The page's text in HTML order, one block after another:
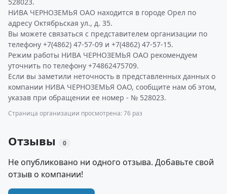
НИВА ЧЕРНОЗЕМЬЯ ОАО находится в городе Орел по
адресу Октябрьская ул., д. 35.
Вы можете связаться с представителем организации по
телефону +7(4862) 47-57-09 и +7(4862) 47-57-15.
Режим работы НИВА ЧЕРНОЗЕМЬЯ ОАО рекомендуем
уточнить по телефону +74862475709.
Если вы заметили неточность в представленных данных о
компании НИВА ЧЕРНОЗЕМЬЯ ОАО, сообщите нам об этом,
указав при обращении ее номер - № 528023.
Страница организации просмотрена: 76 раз
Отзывы 0
Не опубликовано ни одного отзыва. Добавьте свой
отзыв о компании!